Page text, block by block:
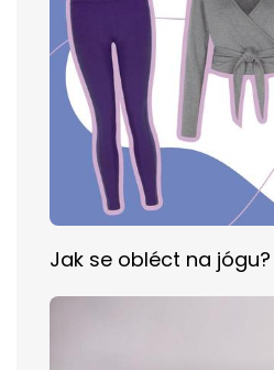
Jak se obléct na jógu?